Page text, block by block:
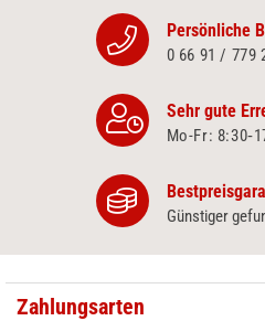
Persönliche
0 66 91 / 779
Sehr gute
Mo-Fr:
Günstiger
Zahlungsarten